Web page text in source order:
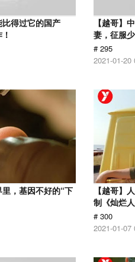
比得过它的国产
【越哥】
妻，征服
# 295
2021-01-20
里，基因不好的“下
【越哥】
制《灿烂
# 300
2021-01-07